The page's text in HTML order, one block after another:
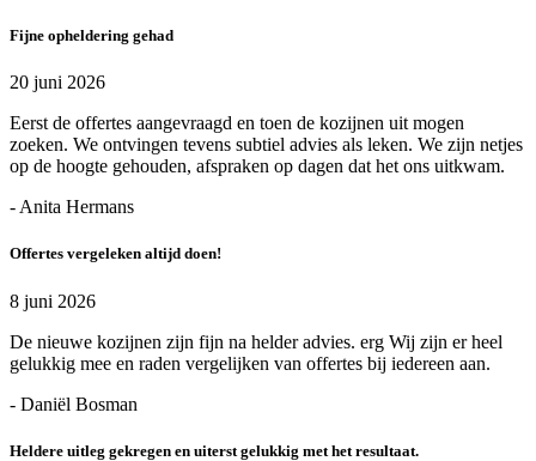
Fijne opheldering gehad
20 juni 2026
Eerst de offertes aangevraagd en toen de kozijnen uit mogen
zoeken. We ontvingen tevens subtiel advies als leken. We zijn netjes
op de hoogte gehouden, afspraken op dagen dat het ons uitkwam.
- Anita Hermans
Offertes vergeleken altijd doen!
8 juni 2026
De nieuwe kozijnen zijn fijn na helder advies. erg Wij zijn er heel
gelukkig mee en raden vergelijken van offertes bij iedereen aan.
- Daniël Bosman
Heldere uitleg gekregen en uiterst gelukkig met het resultaat.